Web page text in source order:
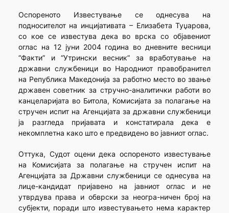
Оспореното Известување се однесува на
подносителот на инцијативата – Елизабета Туџарова,
со кое се известува дека во врска со објавениот
оглас на 12 јуни 2004 година во дневните весници
“Факти” и “Утрински весник” за вработување на
државни службеници во Народниот правобранител
на Република Македонија за работно место во звање
државен советник за стручно-аналитички работи во
канцеларијата во Битола, Комисијата за полагање на
стручен испит на Агенцијата за државни службеници
ја разгледа пријавата и констатирала дека е
некомплетна како што е предвидено во јавниот оглас.
Оттука, Судот оцени дека оспореното известување
на Комисијата за полагање на стручен испит на
Агенцијата за Државни службеници се однесува на
лице-кандидат пријавено на јавниот оглас и не
утврдува права и обврски за неогра-ничен број на
субјекти, поради што известувањето нема карактер